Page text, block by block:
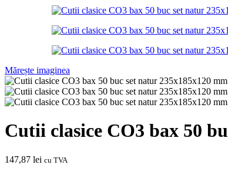
Mărește imaginea
Cutii clasice CO3 bax 50
147,87 lei cu TVA